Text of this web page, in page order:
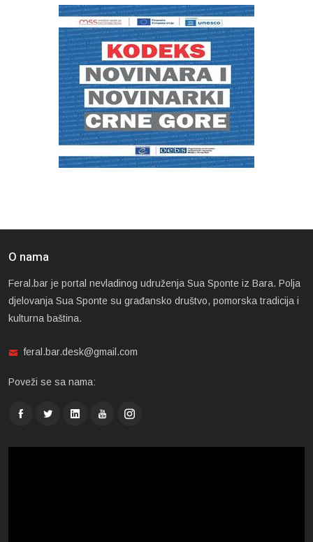
O nama
Feral.bar je portal nevladinog udruženja Sua Sponte iz Bara. Polja
djelovanja Sua Sponte su građansko društvo, pomorska tradicija i
kulturna baština.
feral.bar.desk@gmail.com
Poveži se sa nama: